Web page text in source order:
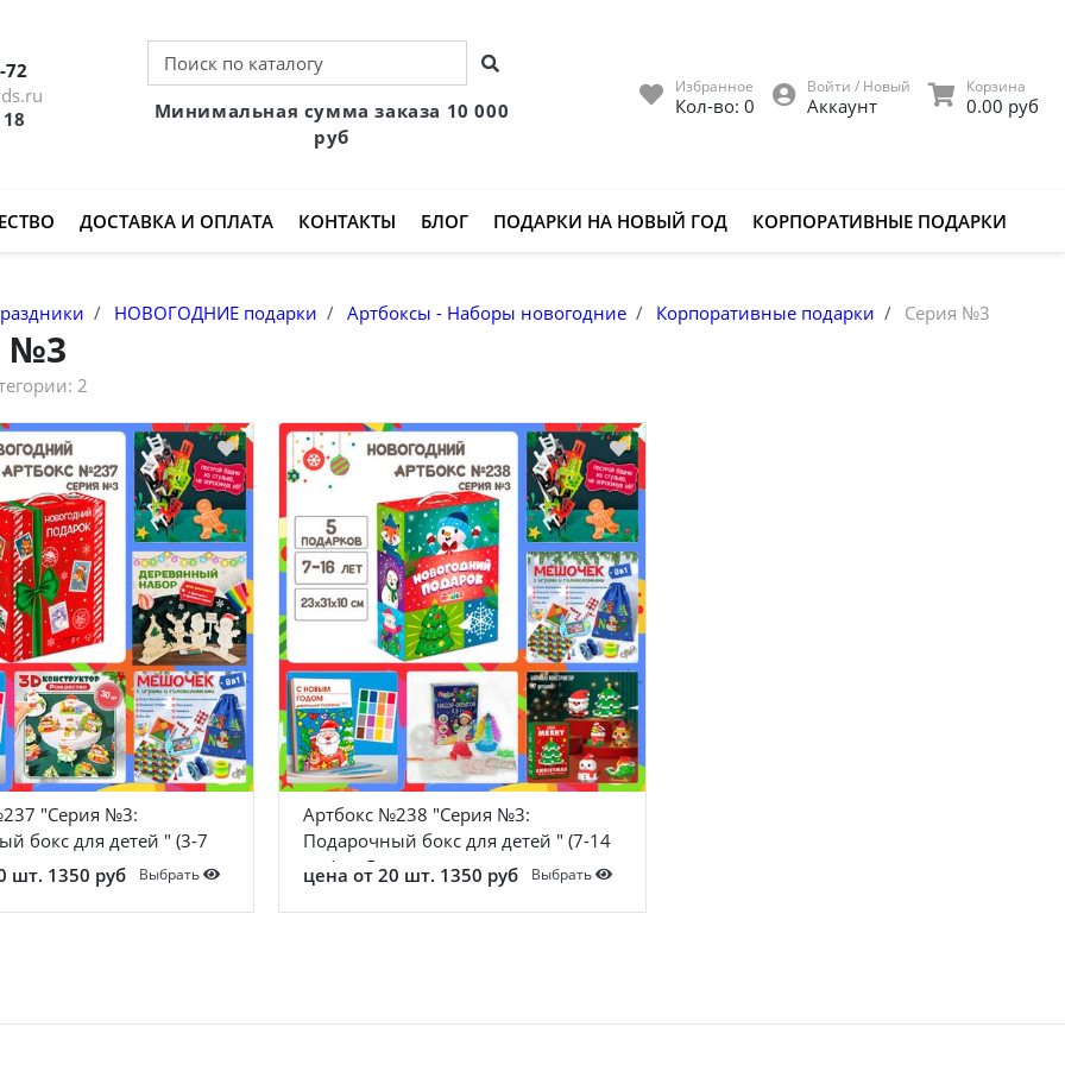
72
Минимальная сумма заказа 10 000
руб
Избранное
Кол-во: 0
Войти / Новый
Аккаунт
Корзина
0.00 руб
ДОСТАВКА И ОПЛАТА КОНТАКТЫ БЛОГ ПОДАРКИ НА НОВЫЙ ГОД КОРПОРАТИВНЫЕ ПОДАРКИ
НОВОГОДНИЕ подарки Артбоксы - Наборы новогодние Корпоративные подарки Серия №3
№3
2
"Серия №3:
бокс для детей " (3-7
шт. 1350 руб Выбрать
Артбокс №238 "Серия №3:
Подарочный бокс для детей " (7-14
лет) из 5 подарков
цена от 20 шт. 1350 руб Выбрать